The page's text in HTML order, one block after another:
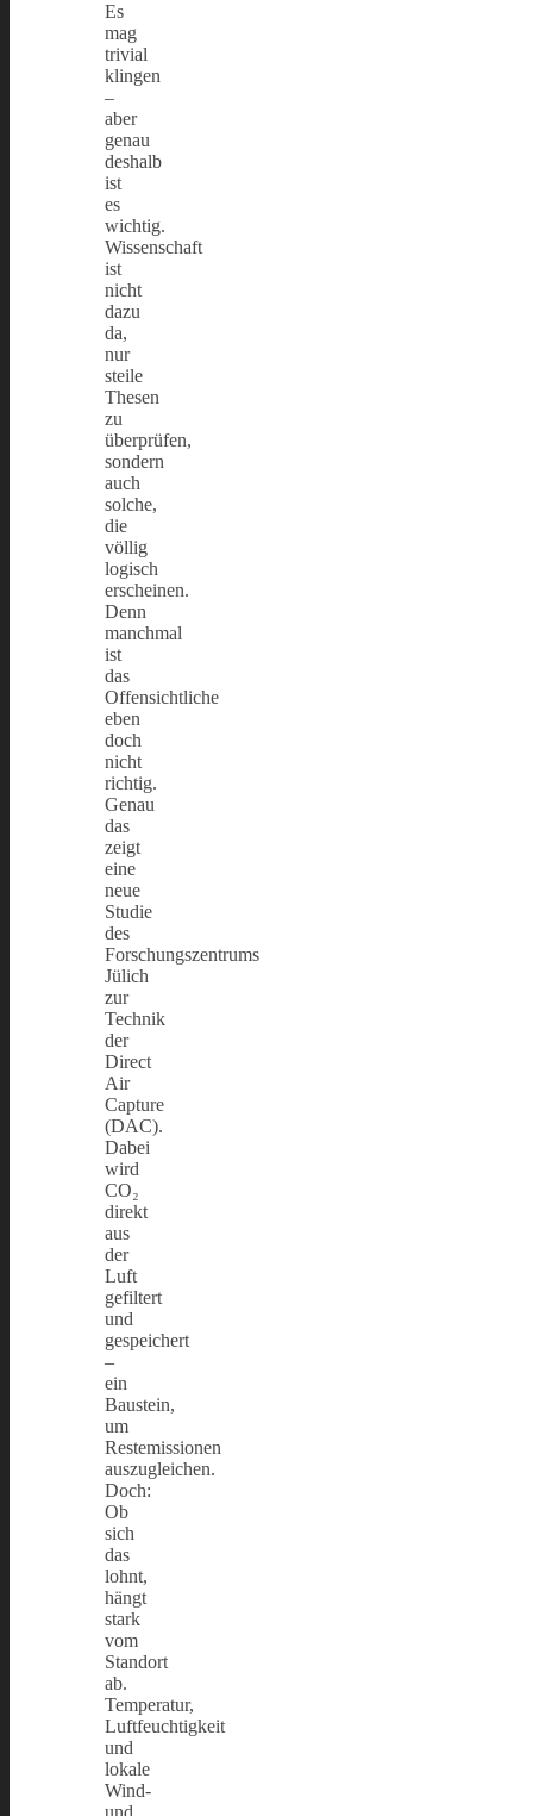
Es
mag
trivial
klingen
–
aber
genau
deshalb
ist
es
wichtig.
Wissenschaft
ist
nicht
dazu
da,
nur
steile
Thesen
zu
überprüfen,
sondern
auch
solche,
die
völlig
logisch
erscheinen.
Denn
manchmal
ist
das
Offensichtliche
eben
doch
nicht
richtig.
Genau
das
zeigt
eine
neue
Studie
des
Forschungszentrums
Jülich
zur
Technik
der
Direct
Air
Capture
(DAC).
Dabei
wird
CO₂
direkt
aus
der
Luft
gefiltert
und
gespeichert
–
ein
Baustein,
um
Restemissionen
auszugleichen.
Doch:
Ob
sich
das
lohnt,
hängt
stark
vom
Standort
ab.
Temperatur,
Luftfeuchtigkeit
und
lokale
Wind-